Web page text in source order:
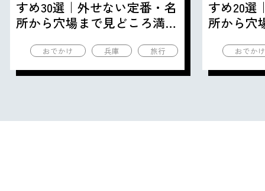
すめ30選｜外せない定番・名
所から穴場まで見どころ満載
おでかけ 兵庫 旅行
すめ20選
所から穴
おでか